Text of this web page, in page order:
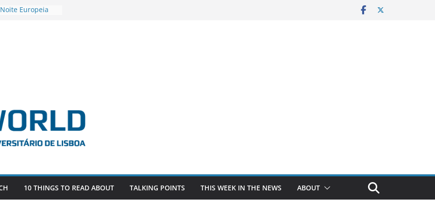
Europeia
as the
EU, Russia
SAGE
10 THINGS TO READ ABOUT TALKING POINTS THIS WEEK IN THE NEWS ABOUT